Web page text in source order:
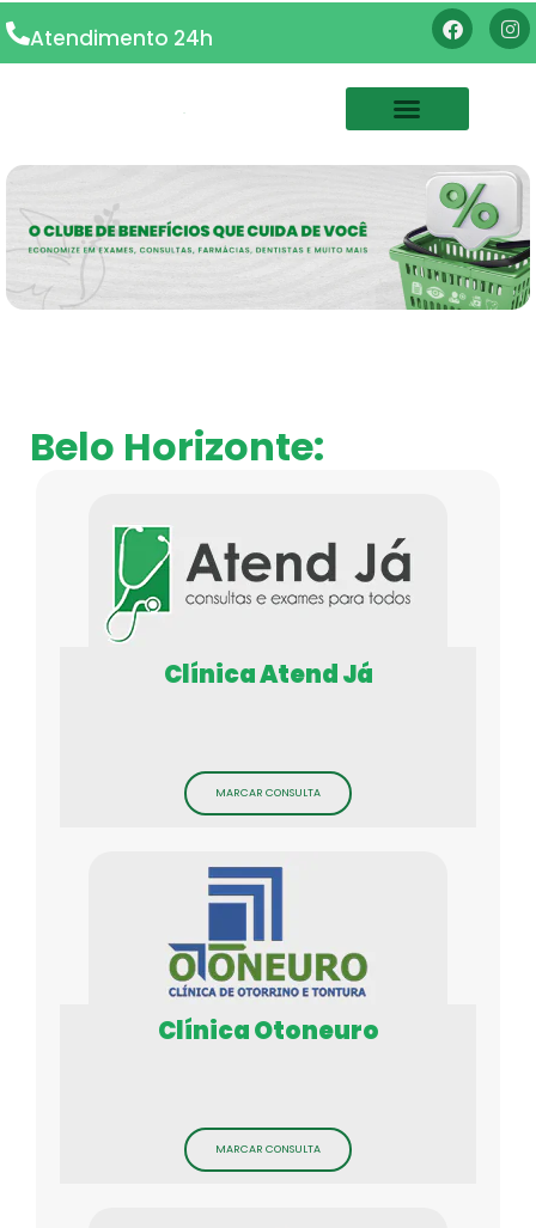
Atendimento 24h
Belo Horizonte:
Clínica Atend Já
MARCAR CONSULTA
Clínica Otoneuro
MARCAR CONSULTA